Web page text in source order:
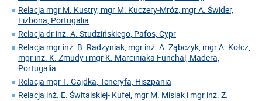
Relacja mgr M. Kustry, mgr M. Kuczery-Mróz, mgr A. Świder,
Lizbona, Portugalia
Relacja dr inż. A. Studzińskiego, Pafos, Cypr
Relacja mgr inż. B. Radzyniak, mgr inż. A. Ząbczyk, mgr A. Kołcz,
mgr inż. K. Żmudy i mgr K. Marciniaka Funchal, Madera,
Portugalia
Relacja mgr T. Gajdka, Teneryfa, Hiszpania
Relacja inż. E. Świtalskiej- Kufel, mgr M. Misiak i mgr inż. Z.